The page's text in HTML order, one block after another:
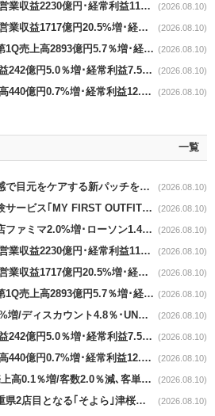
ブルーゾーンnews｜第1Q営業収益2230億円･経常利益113億円/実質増収増益 (2026.08.10)
マミーマートnews｜第3Q営業収益1717億円20.5%増･経常利益3.6%増 (2026.08.10)
マツキヨココカラnews｜第1Q売上高2893億円5.7％増･経常利益8.8%増 (2026.08.10)
マキヤnews｜第1Q営業収益242億円5.0％増･経常利益7.5％減 (2026.08.10)
青山商事news｜第1Q売上高440億円0.7%増･経常利益12.1%減 (2026.08.10)
一覧
イオンリテールnews｜温感で目元をケアする新パッチを8/11発売 (2026.08.10)
ユニクロnews｜子ども体験サービス｢MY FIRST OUTFIT｣96店舗で8/22実施 (2026.08.10)
コンビニnews｜７月既存店ファミマ2.0%増･ローソン1.4%増･セブン0.6％増 (2026.08.10)
ブルーゾーンnews｜第1Q営業収益2230億円･経常利益113億円/実質増収増益 (2026.08.10)
マミーマートnews｜第3Q営業収益1717億円20.5%増･経常利益3.6%増 (2026.08.10)
マツキヨココカラnews｜第1Q売上高2893億円5.7％増･経常利益8.8%増 (2026.08.10)
PPIHnews｜7月既存店3.8%増/ディスカウント4.8％･UNY0.3%増 (2026.08.10)
マキヤnews｜第1Q営業収益242億円5.0％増･経常利益7.5％減 (2026.08.10)
青山商事news｜第1Q売上高440億円0.7%増･経常利益12.1%減 (2026.08.10)
ベルクnews｜7月既存店売上高0.1％増/客数2.0％減､客単価2.1％増 (2026.08.10)
イオンリテールnews｜三重県2店目となる｢そよら｣津桜橋9/11オープン (2026.08.10)